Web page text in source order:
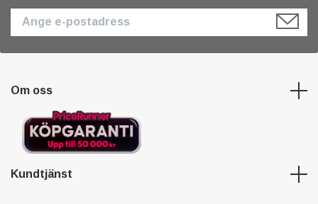
Om oss
Kundtjänst